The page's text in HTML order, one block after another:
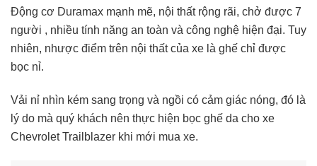
Động cơ Duramax mạnh mẽ, nội thất rộng rãi, chở được 7
người , nhiều tính năng an toàn và công nghệ hiện đại. Tuy
nhiên, nhược điểm trên nội thất của xe là ghế chỉ được
bọc nỉ.
Vải nỉ nhìn kém sang trọng và ngồi có cảm giác nóng, đó là
lý do mà quý khách nên thực hiện bọc ghế da cho xe
Chevrolet Trailblazer khi mới mua xe.